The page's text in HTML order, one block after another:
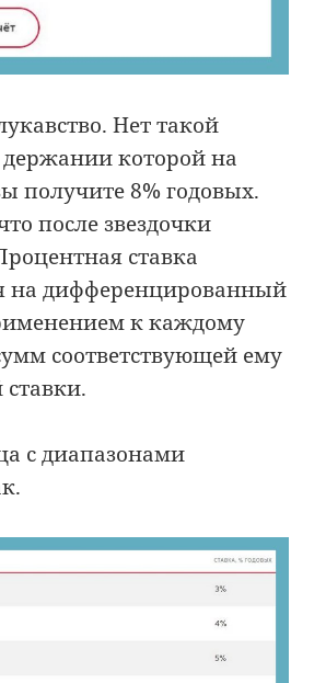
Нет такой
которой на
получите 8% годовых.
после звездочки
ставка
на дифференцированный
к каждому
соответствующей ему
с диапазонами